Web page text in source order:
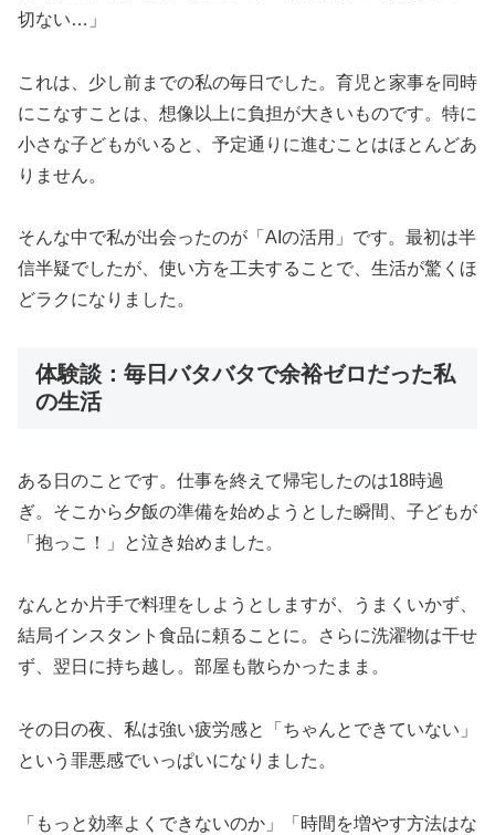
切ない…」
これは、少し前までの私の毎日でした。育児と家事を同時
にこなすことは、想像以上に負担が大きいものです。特に
小さな子どもがいると、予定通りに進むことはほとんどあ
りません。
そんな中で私が出会ったのが「AIの活用」です。最初は半
信半疑でしたが、使い方を工夫することで、生活が驚くほ
どラクになりました。
体験談：毎日バタバタで余裕ゼロだった私
の生活
ある日のことです。仕事を終えて帰宅したのは18時過
ぎ。そこから夕飯の準備を始めようとした瞬間、子どもが
「抱っこ！」と泣き始めました。
なんとか片手で料理をしようとしますが、うまくいかず、
結局インスタント食品に頼ることに。さらに洗濯物は干せ
ず、翌日に持ち越し。部屋も散らかったまま。
その日の夜、私は強い疲労感と「ちゃんとできていない」
という罪悪感でいっぱいになりました。
「もっと効率よくできないのか」「時間を増やす方法はな